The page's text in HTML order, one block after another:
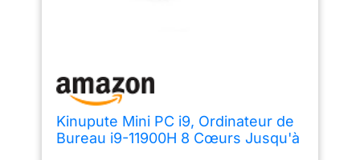
Kinupute Mini PC i9, Ordinateur de
Bureau i9-11900H 8 Cœurs Jusqu'à